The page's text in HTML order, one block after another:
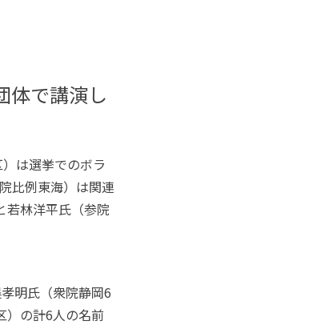
体で講演し
）は選挙でのボラ
比例東海）は関連
若林洋平氏（参院
明氏（衆院静岡6
）の計6人の名前